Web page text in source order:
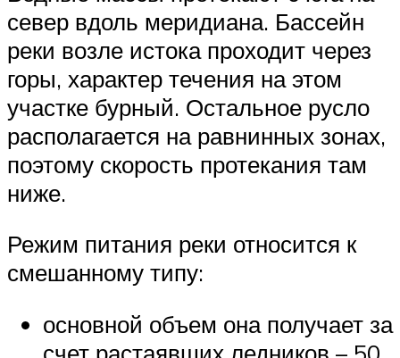
север вдоль меридиана. Бассейн
реки возле истока проходит через
горы, характер течения на этом
участке бурный. Остальное русло
располагается на равнинных зонах,
поэтому скорость протекания там
ниже.
Режим питания реки относится к
смешанному типу:
основной объем она получает за